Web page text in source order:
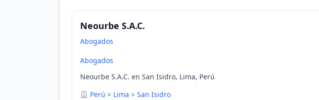
Neourbe S.A.C.
Abogados
Abogados
Neourbe S.A.C. en San Isidro, Lima, Perú
Perú > Lima > San Isidro